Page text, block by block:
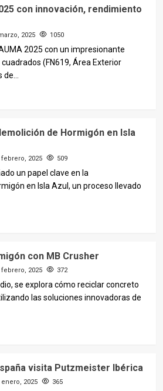
con innovación, rendimiento
2025 1050
2025 con un impresionante
(FN619, Área Exterior
de...
de Hormigón en Isla
febrero, 2025 509
un papel clave en la
en Isla Azul, un proceso llevado
con MB Crusher
febrero, 2025 372
se explora cómo reciclar concreto
las soluciones innovadoras de
visita Putzmeister Ibérica
enero, 2025 365